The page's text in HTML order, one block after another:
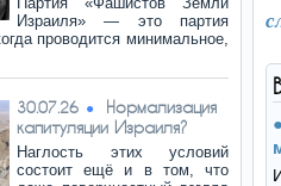
Израиля» — это партия
проводится минимальное,
30.07.26
Нормализация
капитуляции Израиля?
Наглость этих условий
состоит ещё и в том, что